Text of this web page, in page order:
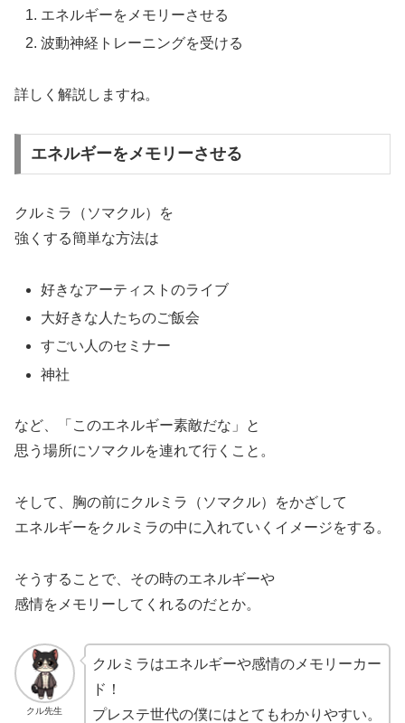
エネルギーをメモリーさせる
波動神経トレーニングを受ける
詳しく解説しますね。
エネルギーをメモリーさせる
クルミラ（ソマクル）を
強くする簡単な方法は
好きなアーティストのライブ
大好きな人たちのご飯会
すごい人のセミナー
神社
など、「このエネルギー素敵だな」と
思う場所にソマクルを連れて行くこと。
そして、胸の前にクルミラ（ソマクル）をかざして
エネルギーをクルミラの中に入れていくイメージをする。
そうすることで、その時のエネルギーや
感情をメモリーしてくれるのだとか。
クル先生
クルミラはエネルギーや感情のメモリーカー
ド！
プレステ世代の僕にはとてもわかりやすい。